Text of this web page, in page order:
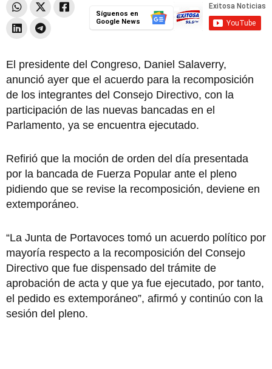
Síguenos en
Google News
El presidente del Congreso, Daniel Salaverry,
anunció ayer que el acuerdo para la recomposición
de los integrantes del Consejo Directivo, con la
participación de las nuevas bancadas en el
Parlamento, ya se encuentra ejecutado.
Refirió que la moción de orden del día presentada
por la bancada de Fuerza Popular ante el pleno
pidiendo que se revise la recomposición, deviene en
extemporáneo.
“La Junta de Portavoces tomó un acuerdo político por
mayoría respecto a la recomposición del Consejo
Directivo que fue dispensado del trámite de
aprobación de acta y que ya fue ejecutado, por tanto,
el pedido es extemporáneo”, afirmó y continúo con la
sesión del pleno.